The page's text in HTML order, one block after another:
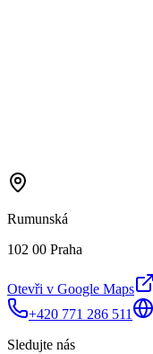
Rumunská
102 00 Praha
Otevři v Google Maps
+420 771 286 511
Sledujte nás